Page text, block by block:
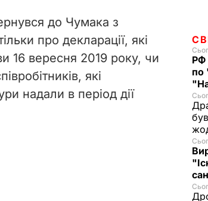
до Чумака з
про декларації, які
16 вересня 2019 року, чи
які
надали в період дії
РФ
по